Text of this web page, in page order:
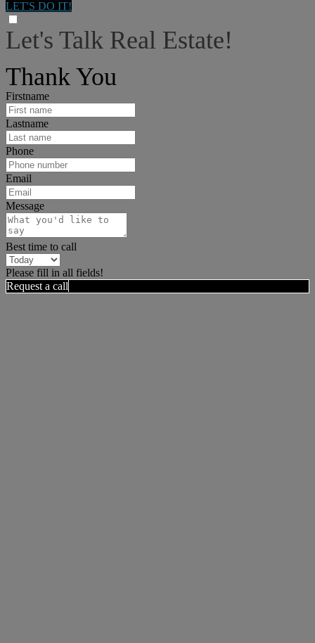
LET'S DO IT!
Let's Talk Real Estate!
Thank You
Firstname
Lastname
Phone
Email
Message
Best time to call
Please fill in all fields!
Request a call